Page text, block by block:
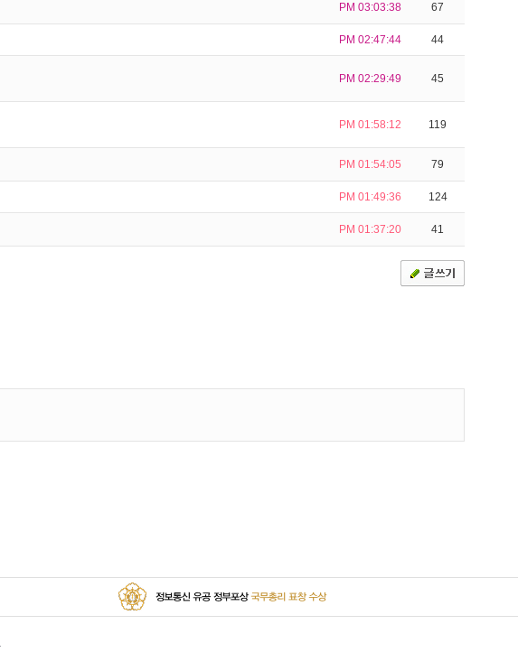
PM 03:03:38 67
PM 02:47:44 44
PM 02:29:49 45
PM 01:58:12 119
PM 01:54:05 79
PM 01:49:36 124
PM 01:37:20 41